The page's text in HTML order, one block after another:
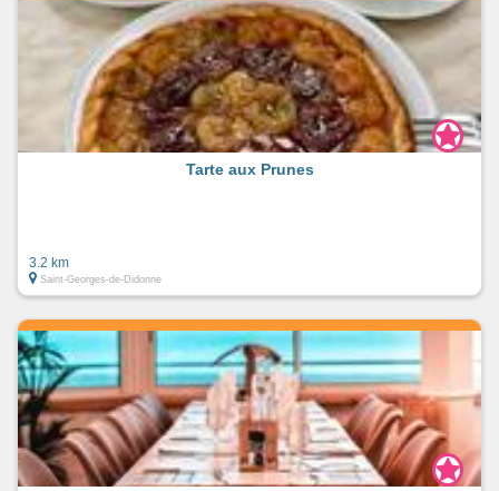
Tarte aux Prunes
3.2 km
Saint-Georges-de-Didonne